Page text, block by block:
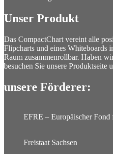
Unser Produkt
Das CompactChart vereint alle
Flipcharts und eines Whiteboards
Raum zusammenrollbar. Haben
besuchen Sie unsere Produktseite
unsere Förderer:
EFRE – Europäischer
Freistaat Sachsen